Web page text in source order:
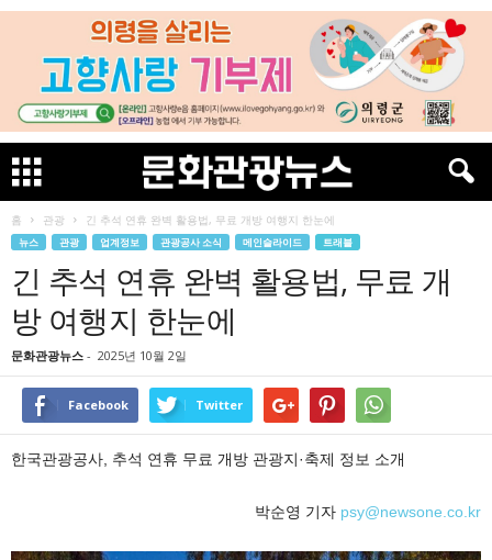
홈 관광 긴 추석 연휴 완벽 활용법, 무료 개방 여행지 한눈에
뉴스 관광 업계정보 관광공사 소식 메인슬라이드 트래블
긴 추석 연휴 완벽 활용법, 무료 개
방 여행지 한눈에
문화관광뉴스 - 2025년 10월 2일
Facebook Twitter
한국관광공사, 추석 연휴 무료 개방 관광지·축제 정보 소개
박순영 기자 psy@newsone.co.kr